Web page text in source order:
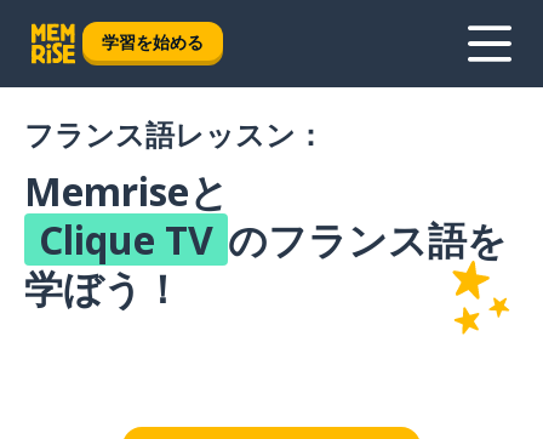
学習を始める
フランス語レッスン：
Memriseと
Clique TV のフランス語を
学ぼう！